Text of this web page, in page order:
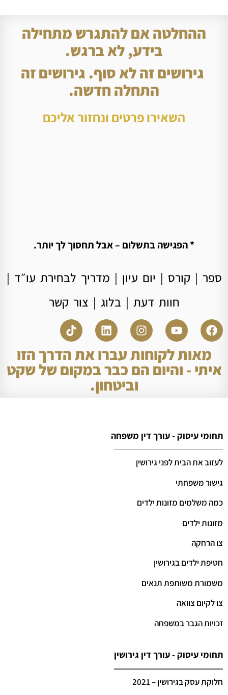
ההחלטה אם להתגרש מתחילה
בידע, לא ברגש.
גירושים זה לא סוף. גירושים זה
התחלה חדשה.
השאירו פרטים ונחזור אליכם
* הפגישה בתשלום – אבל תחסוך לך יותר.
ספר |קורס | יום עיון | מדריך לבחירת עו״ד |
חוות דעת | בלוג | צור קשר
מאות לקוחות עברו את הדרך הזו
איתי - והיום הם כבר במקום של שקט
וביטחון.
תחומי עיסוק - עורך דין משפחה
לעזוב את הבית לפני גירושין
גישור משפחתי
כמה משלמים מזונות ילדים
מזונות ילדים
צו הרחקה
חטיפת ילדים בגירושין
משמורת משותפת תנאים
צו לקיום צוואה
זכויות הגבר במשפחה
תחומי עיסוק - עורך דין גירושין
חלוקת עסק בגירושין – 2021